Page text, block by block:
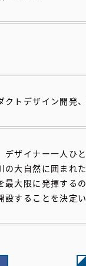
クトデザイン開発
デザイナー一人ひ
の大自然に囲まれ
最大限に発揮する
設することを決定